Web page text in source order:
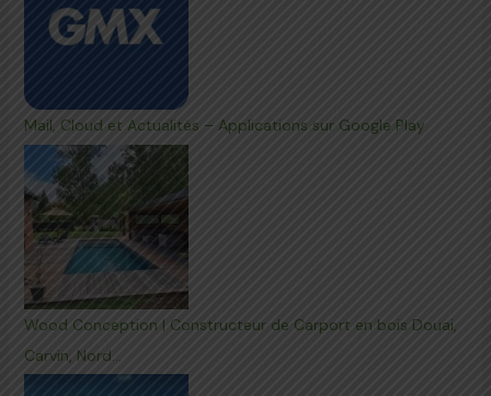
Mail, Cloud et Actualités – Applications sur Google Play
Wood Conception | Constructeur de Carport en bois Douai,
Carvin, Nord…